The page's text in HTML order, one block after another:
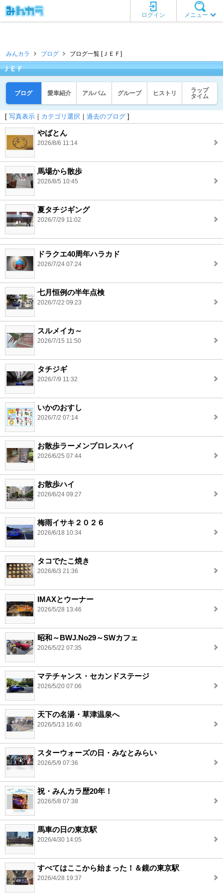
メニュー
ログイン
みんカラ ブログ ブログ一覧 [ＪＥＦ]
ＪＥＦ
ブログ 愛車紹介 アルバム グループ ヒストリ
ラップ
タイム
[ 写真表示 ｜ カテゴリ選択 ｜ 過去のブログ ]
やばとん
2026/8/6 11:14
馬場から散歩
2026/8/5 10:45
夏タチジギング
2026/7/29 11:02
ドラクエ40周年ハラカド
2026/7/24 07:24
七月恒例の半年点検
2026/7/22 09:23
スルメイカ～
2026/7/15 11:50
タチジギ
2026/7/9 11:32
いかのおすし
2026/7/2 07:14
お散歩ラーメンプロレスハイ
2026/6/25 07:44
お散歩ハイ
2026/6/24 09:27
梅雨イサキ２０２６
2026/6/18 10:34
タコでたこ焼き
2026/6/3 21:36
IMAXとウーナー
2026/5/28 13:46
昭和～BWJ.No29～SWカフェ
2026/5/22 07:35
マテチャンス・セカンドステージ
2026/5/20 07:06
天下の名湯・草津温泉へ
2026/5/13 16:40
スターウォーズの日・みなとみらい
2026/5/9 07:36
祝・みんカラ歴20年！
2026/5/8 07:38
馬車の日の東京駅
2026/4/30 14:05
すべてはここから始まった！＆鏡の東京駅
2026/4/28 19:37